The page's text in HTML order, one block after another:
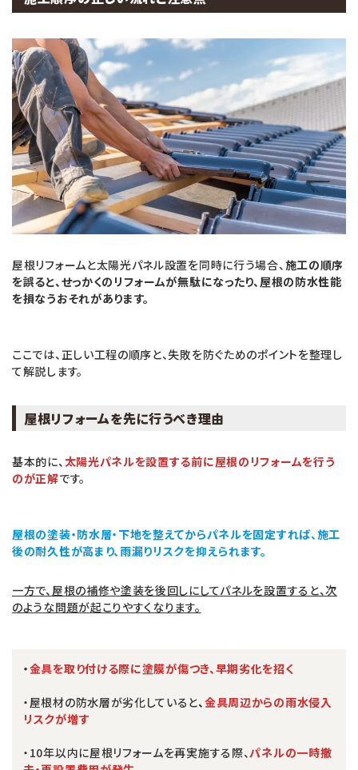
屋根リフォームと太陽光パネル設置を同時に行う場合、施工の順序
を誤ると、せっかくのリフォームが無駄になったり、屋根の防水性能
を損なうおそれがあります。
ここでは、正しい工程の順序と、失敗を防ぐためのポイントを整理し
て解説します。
屋根リフォームを先に行うべき理由
基本的に、太陽光パネルを設置する前に屋根のリフォームを行う
のが正解です。
屋根の塗装・防水層・下地を整えてからパネルを固定すれば、施工
後の耐久性が高まり、雨漏りリスクを抑えられます。
一方で、屋根の補修や塗装を後回しにしてパネルを設置すると、次
のような問題が起こりやすくなります。
・金具を取り付ける際に塗膜が傷つき、早期劣化を招く
・屋根材の防水層が劣化していると、金具周辺からの雨水侵入
リスクが増す
・10年以内に屋根リフォームを再実施する際、パネルの一時撤